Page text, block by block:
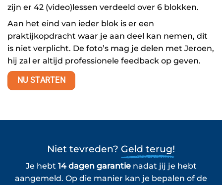
zijn er 42 (video)lessen verdeeld over 6 blokken.
Aan het eind van ieder blok is er een
praktijkopdracht waar je aan deel kan nemen, dit
is niet verplicht. De foto’s mag je delen met Jeroen,
hij zal er altijd professionele feedback op geven.
NU STARTEN
Niet tevreden? Geld terug!
Je hebt 14 dagen garantienadat jij je hebt
aangemeld. Op die manier kan je bepalen of de